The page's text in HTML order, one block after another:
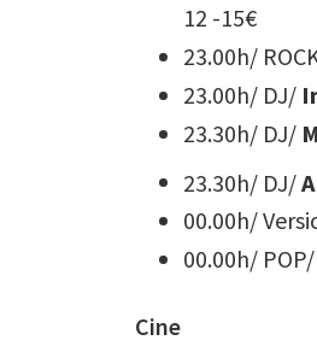
12 -15€
23.00h/
23.00h/ DJ/
23.30h/ DJ/
23.30h/ DJ/
00.00h/
00.00h/ POP/
Cine